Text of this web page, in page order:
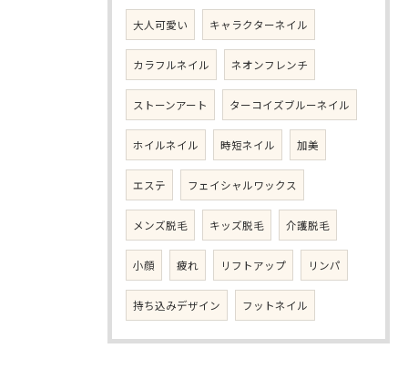
大人可愛い キャラクターネイル
カラフルネイル ネオンフレンチ
ストーンアート ターコイズブルーネイル
ホイルネイル 時短ネイル 加美
エステ フェイシャルワックス
メンズ脱毛 キッズ脱毛 介護脱毛
小顔 疲れ リフトアップ リンパ
持ち込みデザイン フットネイル